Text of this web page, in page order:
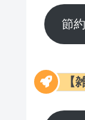
節
【